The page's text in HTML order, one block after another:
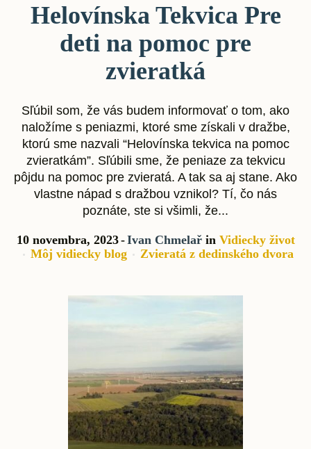
Helovínska Tekvica Pre
deti na pomoc pre
zvieratká
Sľúbil som, že vás budem informovať o tom, ako
naložíme s peniazmi, ktoré sme získali v dražbe,
ktorú sme nazvali “Helovínska tekvica na pomoc
zvieratkám”. Sľúbili sme, že peniaze za tekvicu
pôjdu na pomoc pre zvieratá. A tak sa aj stane. Ako
vlastne nápad s dražbou vznikol? Tí, čo nás
poznáte, ste si všimli, že...
10 novembra, 2023 Ivan Chmelařin Vidiecky život
Môj vidiecky blog
Zvieratá z dedinského dvora